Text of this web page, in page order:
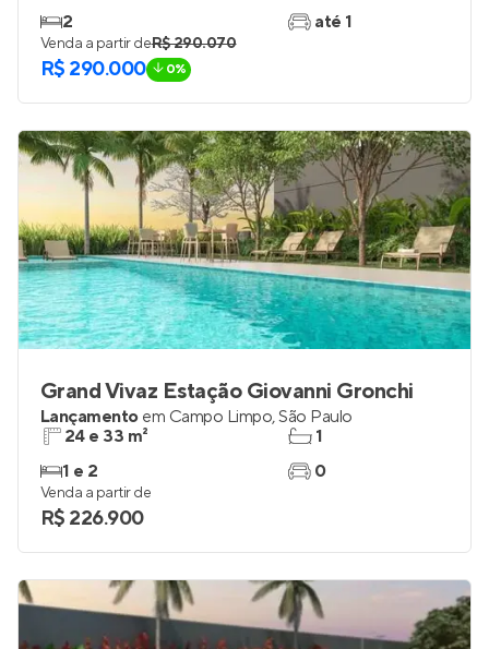
2
até 1
Venda a partir deR$ 290.070
R$ 290.000 0%
Grand Vivaz Estação Giovanni Gronchi
Lançamento em Campo Limpo,São Paulo
24 e 33 m²
1 e 2
1
0
Venda a partir de
R$ 226.900